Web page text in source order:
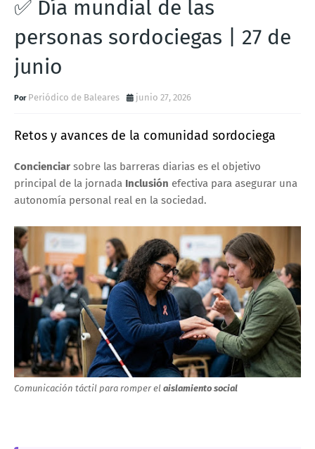
✅ Día mundial de las
personas sordociegas | 27 de
junio
Periódico de Baleares junio 27, 2026
Retos y avances de la comunidad sordociega
Concienciar sobre las barreras diarias es el objetivo
principal de la jornada Inclusión efectiva para asegurar una
autonomía personal real en la sociedad.
Comunicación táctil para romper el aislamiento social